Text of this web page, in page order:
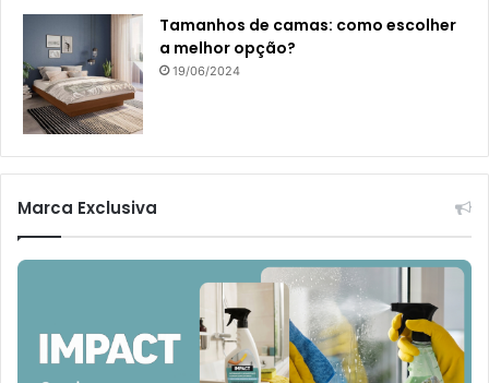
Tamanhos de camas: como escolher
a melhor opção?
19/06/2024
Marca Exclusiva